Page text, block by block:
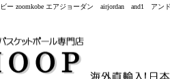
ビー zoomkobe エアジョーダン airjordan and1